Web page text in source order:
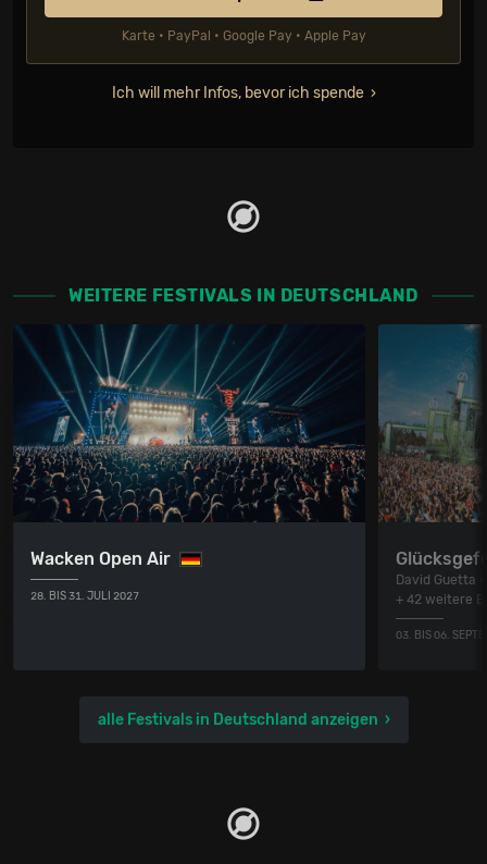
Karte • PayPal • Google Pay • Apple Pay
Ich will mehr Infos, bevor ich spende
WEITERE FESTIVALS IN DEUTSCHLAND
Wacken Open Air
28. BIS 31. JULI 2027
David Guetta
+ 42 weitere
03. BIS 06.
alle Festivals in Deutschland anzeigen